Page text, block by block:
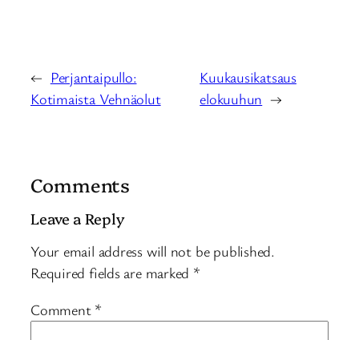
← Perjantaipullo:
Kotimaista Vehnäolut
Kuukausikatsaus
elokuuhun →
Comments
Leave a Reply
Your email address will not be published.
Required fields are marked *
Comment *